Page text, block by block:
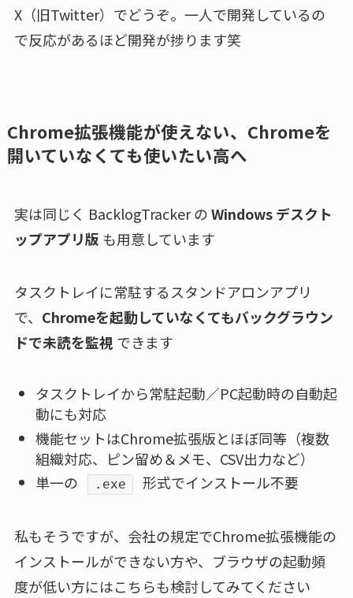
X（旧Twitter）でどうぞ。一人で開発しているの
で反応があるほど開発が捗ります笑
Chrome拡張機能が使えない、Chromeを
開いていなくても使いたい高へ
実は同じく BacklogTracker のWindows デスクト
ップアプリ版 も用意しています
タスクトレイに常駐するスタンドアロンアプリ
で、 Chromeを起動していなくてもバックグラウン
ドで未読を監視 できます
タスクトレイから常駐起動／PC起動時の自動起
動にも対応
機能セットはChrome拡張版とほぼ同等（複数
組織対応、ピン留め＆メモ、CSV出力など）
単一の
.exe 形式でインストール不要
私もそうですが、会社の規定でChrome拡張機能の
インストールができない方や、ブラウザの起動頻
度が低い方にはこちらも検討してみてください